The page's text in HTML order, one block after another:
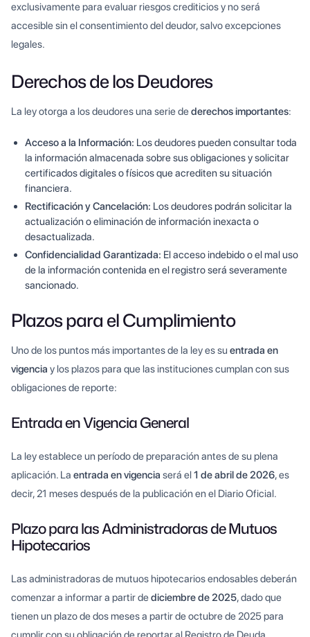
exclusivamente para evaluar riesgos crediticios y no será
accesible sin el consentimiento del deudor, salvo excepciones
legales.
Derechos de los Deudores
La ley otorga a los deudores una serie dederechos importantes:
Acceso a la Información: Los deudores pueden consultar toda
la información almacenada sobre sus obligaciones y solicitar
certificados digitales o físicos que acrediten su situación
financiera.
Rectificación y Cancelación: Los deudores podrán solicitar la
actualización o eliminación de información inexacta o
desactualizada.
Confidencialidad Garantizada: El acceso indebido o el mal uso
de la información contenida en el registro será severamente
sancionado.
Plazos para el Cumplimiento
Uno de los puntos más importantes de la ley es su entrada en
vigencia y los plazos para que las instituciones cumplan con sus
obligaciones de reporte:
Entrada en Vigencia General
La ley establece un período de preparación antes de su plena
aplicación. La entrada en vigencia será el1 de abril de 2026, es
decir, 21 meses después de la publicación en el Diario Oficial.
Plazo para las Administradoras de Mutuos
Hipotecarios
Las administradoras de mutuos hipotecarios endosables deberán
comenzar a informar a partir dediciembre de 2025, dado que
tienen un plazo de dos meses a partir de octubre de 2025 para